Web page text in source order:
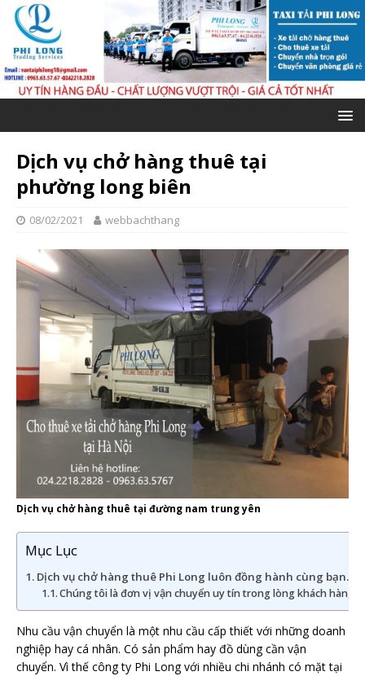
Dịch vụ chở hàng thuê tại
phường long biên
08/02/2021 webbachthang
Dịch vụ chở hàng thuê tại đường nam trung yên
Mục Lục
Dịch vụ chở hàng thuê Phi Long luôn đồng hành cùng bạn.
Chúng tôi là đơn vị vận chuyển uy tín trong lòng khách hàng.
Nhu cầu vận chuyển là một nhu cầu cấp thiết với những doanh
nghiệp hay cá nhân. Có sản phẩm hay đồ dùng cần vận
chuyển. Vì thế công ty Phi Long với nhiều chi nhánh có mặt tại